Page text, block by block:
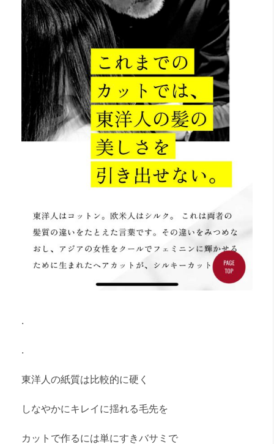
.
.
東洋人の紙質は比較的に硬く
しなやかにキレイに揺れる毛先を
カットで作るには単にすきバサミで